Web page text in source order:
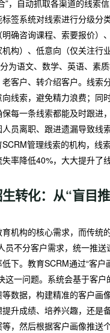
”，自动抓取各渠道的线索
标签系统对线索进行分级分
确咨询课程、索要报价）
构）、低意向（仅关注行
为语文、数学、英语、素
客户、转介绍客户。线索
线索，避免精力浪费；同
每一条线索都能及时跟进
员离职、跟进遗漏导致线
管理线索的机构，线
率降低40%，大大提升了
生转化：从“盲目
机构的核心需求，而传统
不分客户需求，统一推送
下。教育SCRM通过“客户
这一问题。系统会基于客
数据，构建精准的客户画
升成绩、培养兴趣，还是
，然后根据客户画像推送